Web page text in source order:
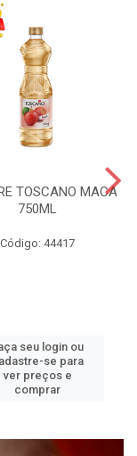
TOSCANO MACA
750ML
Código: 44417
seu login ou
se para
ver preços e
comprar